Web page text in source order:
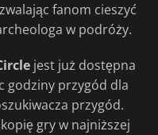
fanom cieszyć
w podróży.
jest już dostępna
godziny przygód dla
przygód.
gry w najniższej